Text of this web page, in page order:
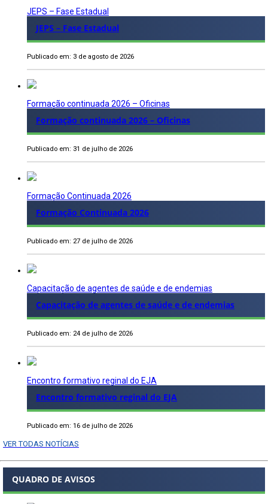
JEPS – Fase Estadual
JEPS – Fase Estadual
Publicado em: 3 de agosto de 2026
Formação continuada 2026 – Oficinas
Formação continuada 2026 – Oficinas
Publicado em: 31 de julho de 2026
Formação Continuada 2026
Formação Continuada 2026
Publicado em: 27 de julho de 2026
Capacitação de agentes de saúde e de endemias
Capacitação de agentes de saúde e de endemias
Publicado em: 24 de julho de 2026
Encontro formativo reginal do EJA
Encontro formativo reginal do EJA
Publicado em: 16 de julho de 2026
VER TODAS NOTÍCIAS
QUADRO DE AVISOS